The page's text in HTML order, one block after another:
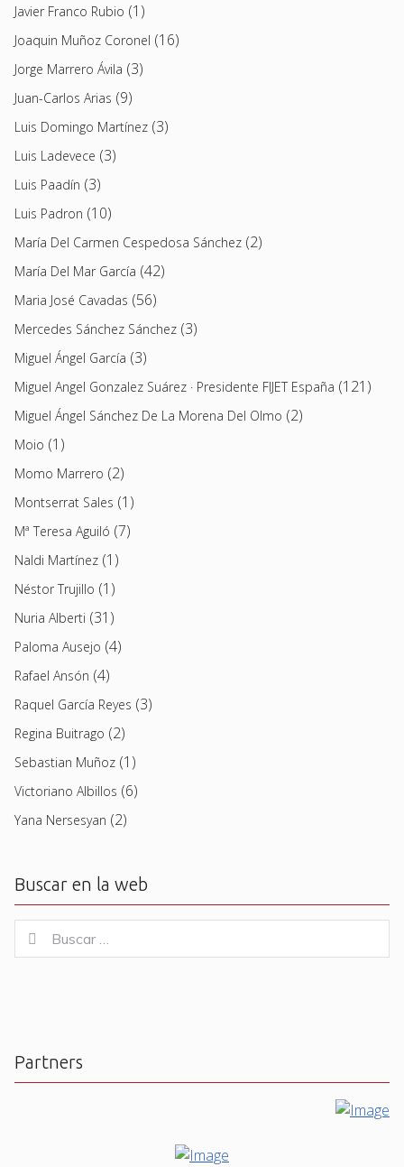
Javier Franco Rubio (1)
Joaquin Muñoz Coronel (16)
Jorge Marrero Ávila (3)
Juan-Carlos Arias (9)
Luis Domingo Martínez (3)
Luis Ladevece (3)
Luis Paadín (3)
Luis Padron (10)
María Del Carmen Cespedosa Sánchez (2)
María Del Mar García (42)
Maria José Cavadas (56)
Mercedes Sánchez Sánchez (3)
Miguel Ángel García (3)
Miguel Angel Gonzalez Suárez · Presidente FIJET España (121)
Miguel Ángel Sánchez De La Morena Del Olmo (2)
Moio (1)
Momo Marrero (2)
Montserrat Sales (1)
Mª Teresa Aguiló (7)
Naldi Martínez (1)
Néstor Trujillo (1)
Nuria Alberti (31)
Paloma Ausejo (4)
Rafael Ansón (4)
Raquel García Reyes (3)
Regina Buitrago (2)
Sebastian Muñoz (1)
Victoriano Albillos (6)
Yana Nersesyan (2)
Buscar en la web
for:
Buscar
Partners